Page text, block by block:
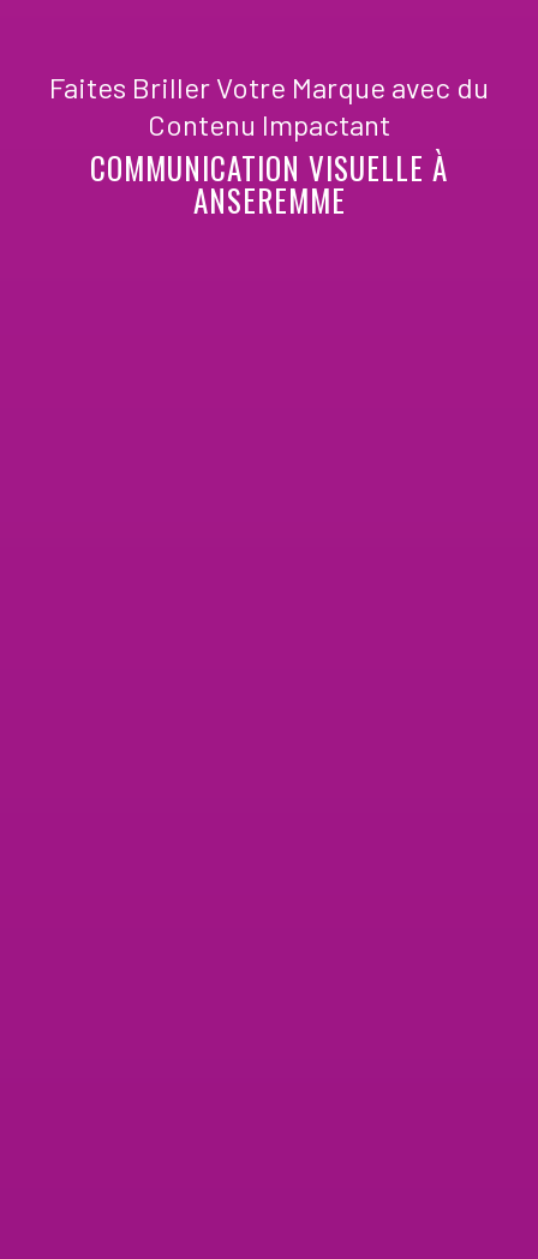
Faites Briller Votre Marque avec du
Contenu Impactant
COMMUNICATION VISUELLE À
ANSEREMME